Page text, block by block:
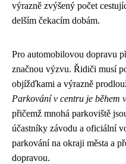
výrazně zvýšený počet
delším čekacím dobám.
Pro automobilovou dopravu
značnou výzvu. Řidiči musí
objížďkami a výrazně
Parkování v centru je během
přičemž mnohá parkoviště
účastníky závodu a oficiální
parkování na okraji města a
dopravou.